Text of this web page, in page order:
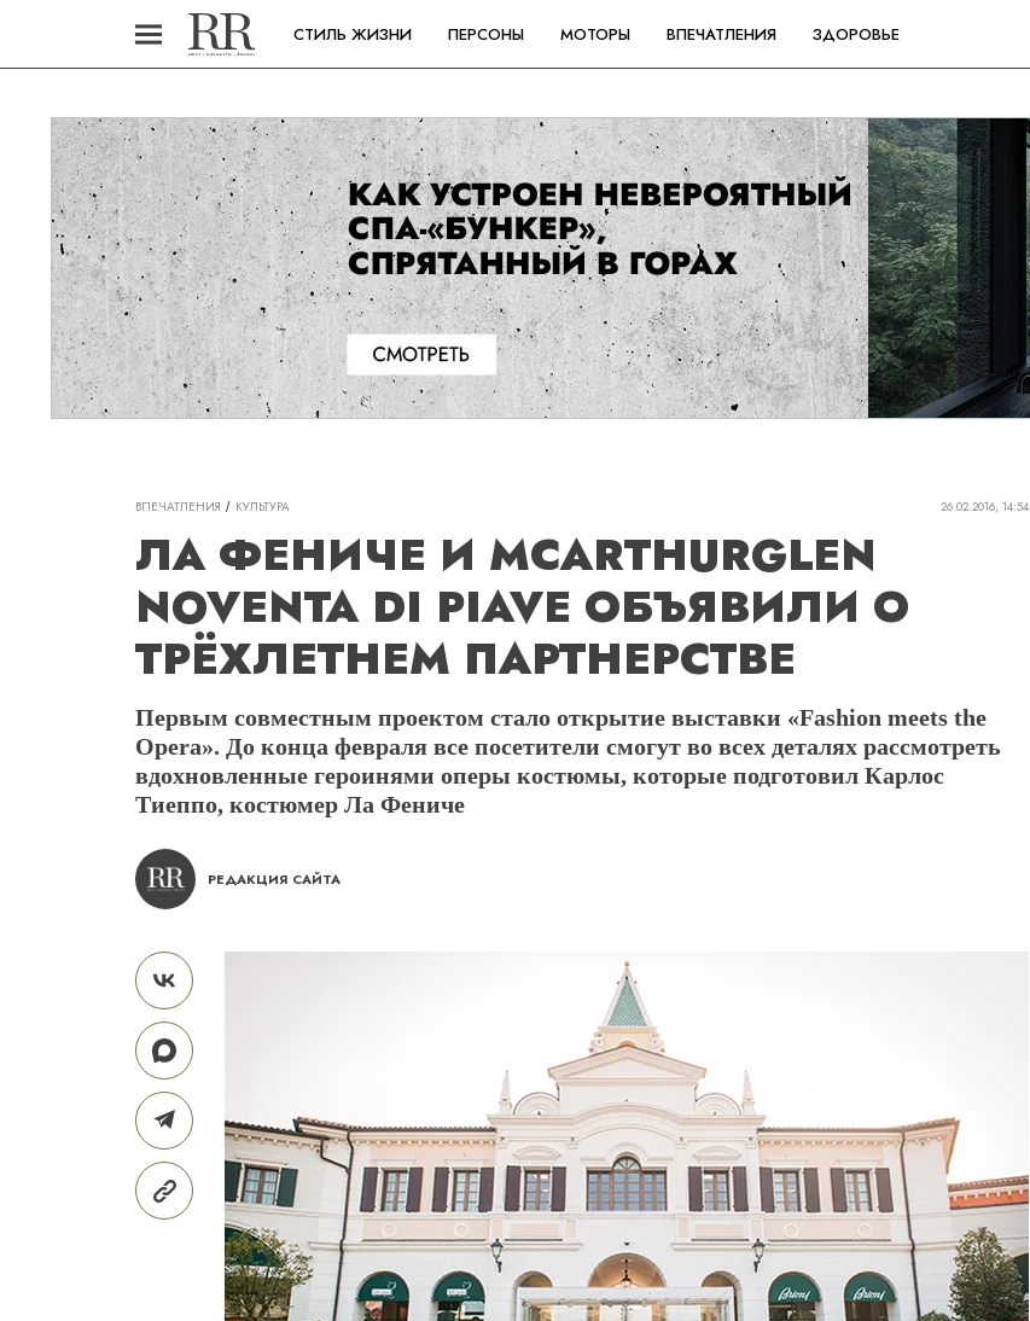
СТИЛЬ ЖИЗНИ ПЕРСОНЫ МОТОРЫ ВПЕЧАТЛЕНИЯ ЗДОРОВЬЕ
ВПЕЧАТЛЕНИЯ КУЛЬТУРА 26.02.2016, 14:54
ЛА ФЕНИЧЕ И MCARTHURGLEN
NOVENTA DI PIAVE ОБЪЯВИЛИ О
ТРЁХЛЕТНЕМ ПАРТНЕРСТВЕ
Первым совместным проектом стало открытие выставки «Fashion meets the
Opera». До конца февраля все посетители смогут во всех деталях рассмотреть
вдохновленные героинями оперы костюмы, которые подготовил Карлос
Тиеппо, костюмер Ла Фениче
РЕДАКЦИЯ САЙТА